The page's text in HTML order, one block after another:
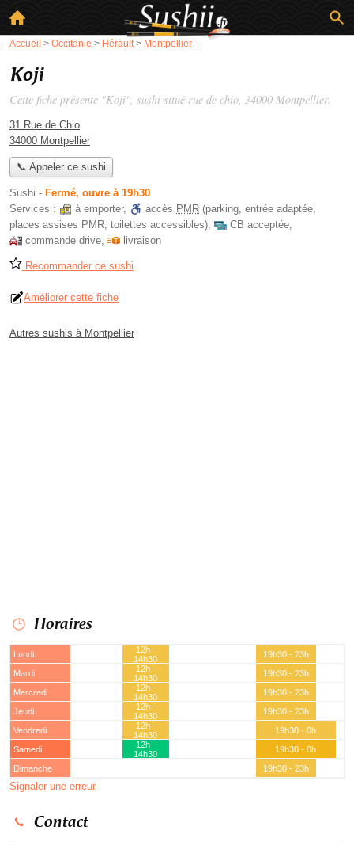
Accueil > Occitanie > Hérault > Montpellier
Koji
Cette fiche présente "Koji", sushi situé rue de chio, 34000 Montpellier.
31 Rue de Chio
34000 Montpellier
📞 Appeler ce sushi
Sushi - Fermé, ouvre à 19h30
Services :
à emporter, accès PMR (parking, entrée adaptée,
places assises PMR, toilettes accessibles), CB acceptée,
commande drive, livraison
Recommander ce sushi
Améliorer cette fiche
Autres sushis à Montpellier
Horaires
Lundi
12h -
14h30
19h30 - 23h
Mardi
12h -
14h30
19h30 - 23h
Mercredi
12h -
14h30
19h30 - 23h
Jeudi
12h -
14h30
19h30 - 23h
Vendredi
12h -
14h30
19h30 - 0h
Samedi
12h -
14h30
19h30 - 0h
Dimanche
19h30 - 23h
Signaler une erreur
Contact